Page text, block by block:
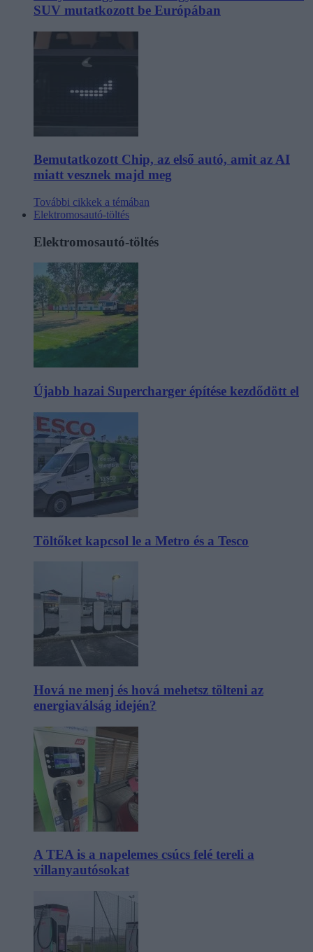
SUV mutatkozott be Európában
Bemutatkozott Chip, az első autó, amit az AI
miatt vesznek majd meg
További cikkek a témában
Elektromosautó-töltés
Elektromosautó-töltés
Újabb hazai Supercharger építése kezdődött el
Töltőket kapcsol le a Metro és a Tesco
Hová ne menj és hová mehetsz tölteni az
energiaválság idején?
A TEA is a napelemes csúcs felé tereli a
villanyautósokat